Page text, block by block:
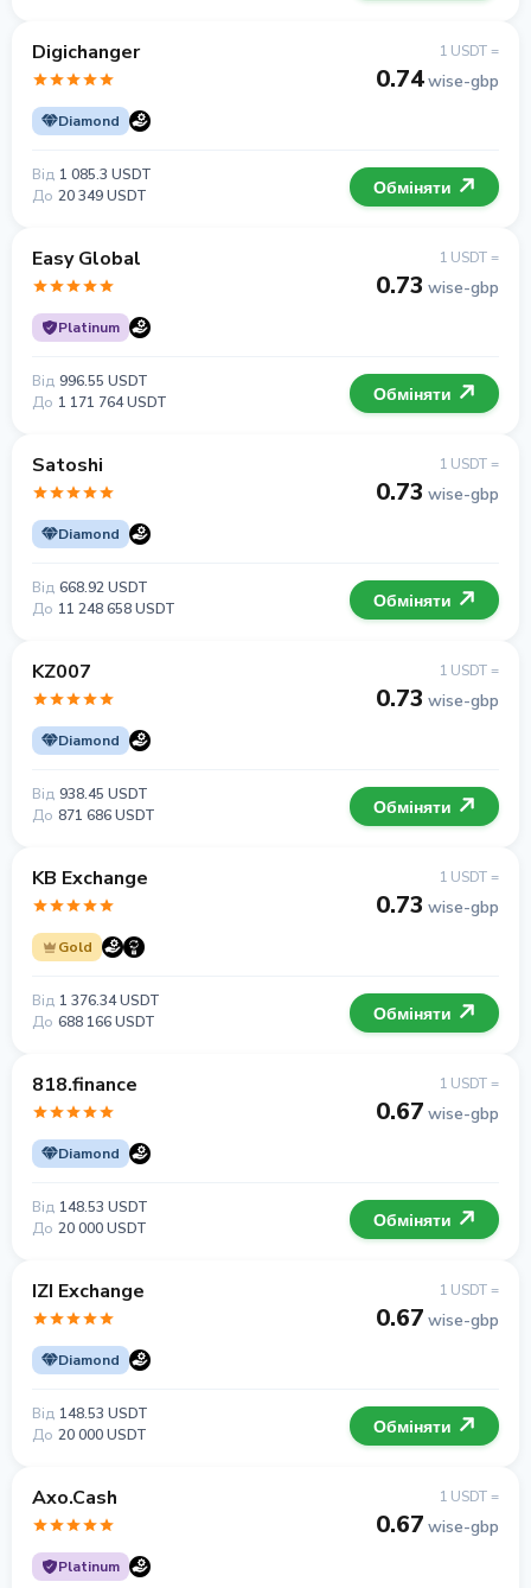
Digichanger
Diamond
1 USDT =
0.74wise-gbp
Від 1 085.3 USDT
До 20 349 USDT Обміняти
Easy Global
Platinum
1 USDT =
0.73 wise-gbp
Від 996.55 USDT
До 1 171 764 USDT Обміняти
Satoshi
Diamond
1 USDT =
0.73 wise-gbp
Від 668.92 USDT
До 11 248 658 USDT Обміняти
KZ007
Diamond
1 USDT =
0.73 wise-gbp
Від 938.45 USDT
До 871 686 USDT Обміняти
KB Exchange
Gold
1 USDT =
0.73 wise-gbp
Від 1 376.34 USDT
До 688 166 USDT Обміняти
818.finance
Diamond
1 USDT =
0.67 wise-gbp
Від 148.53 USDT
До 20 000 USDT Обміняти
IZI Exchange
Diamond
1 USDT =
0.67 wise-gbp
Від 148.53 USDT
До 20 000 USDT Обміняти
Axo.Cash
Platinum
1 USDT =
0.67 wise-gbp